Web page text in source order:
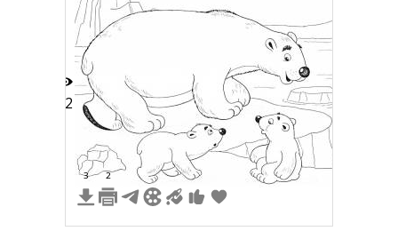
12
3 2